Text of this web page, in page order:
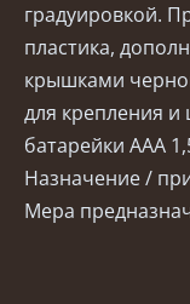
градуировкой.
пластика,
крышками
для крепления и
батарейки ААА
Назначение /
Мера